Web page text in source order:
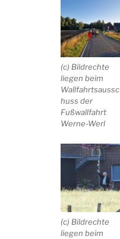
(c) Bildrechte
liegen beim
Wallfahrtsaussc
huss der
Fußwallfahrt
Werne-Werl
(c) Bildrechte
liegen beim